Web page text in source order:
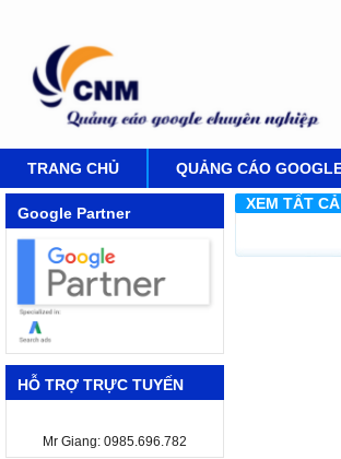
TRANG CHỦ QUẢNG CÁO
Google Partner
HỖ TRỢ TRỰC TUYẾN
Mr Giang: 0985.696.782
XEM TẤT CẢ